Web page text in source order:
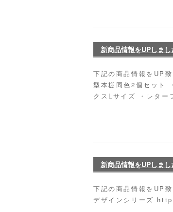
新商品情報をUPしまし
下記の商品情報をUP
型本棚同色2個セット
クスLサイズ ・レタ
新商品情報をUPしまし
下記の商品情報をUP
デザインシリーズ